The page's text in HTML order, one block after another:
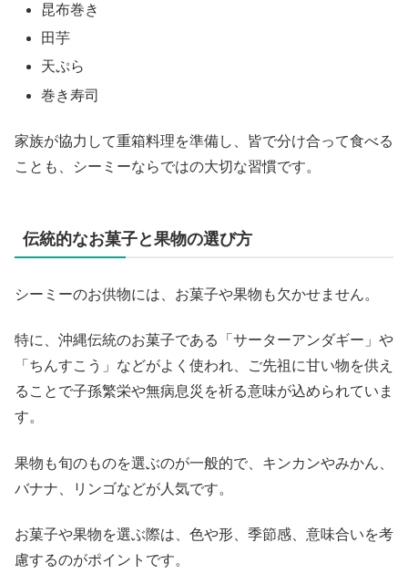
昆布巻き
田芋
天ぷら
巻き寿司
家族が協力して重箱料理を準備し、皆で分け合って食べる
ことも、シーミーならではの大切な習慣です。
伝統的なお菓子と果物の選び方
シーミーのお供物には、お菓子や果物も欠かせません。
特に、沖縄伝統のお菓子である「サーターアンダギー」や
「ちんすこう」などがよく使われ、ご先祖に甘い物を供え
ることで子孫繁栄や無病息災を祈る意味が込められていま
す。
果物も旬のものを選ぶのが一般的で、キンカンやみかん、
バナナ、リンゴなどが人気です。
お菓子や果物を選ぶ際は、色や形、季節感、意味合いを考
慮するのがポイントです。